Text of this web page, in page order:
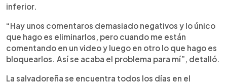
inferior.
“Hay unos comentaros demasiado negativos y lo único
que hago es eliminarlos, pero cuando me están
comentando en un video y luego en otro lo que hago es
bloquearlos. Así se acaba el problema para mí”, detalló.
La salvadoreña se encuentra todos los días en el